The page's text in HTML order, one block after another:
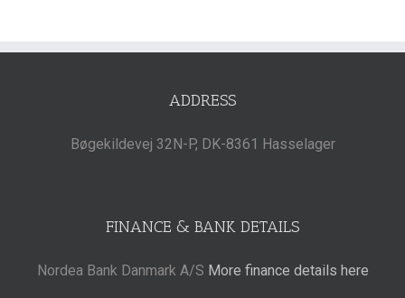
ADDRESS
Bøgekildevej 32N-P, DK-8361 Hasselager
FINANCE & BANK DETAILS
Nordea Bank Danmark A/S More finance details here